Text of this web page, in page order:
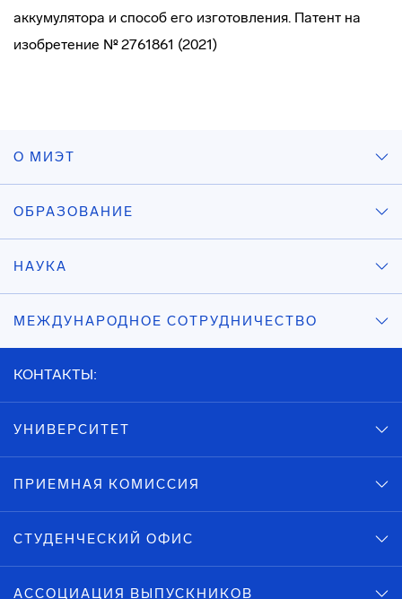
аккумулятора и способ его изготовления. Патент на
изобретение № 2761861 (2021)
О МИЭТ
ОБРАЗОВАНИЕ
НАУКА
МЕЖДУНАРОДНОЕ СОТРУДНИЧЕСТВО
КОНТАКТЫ:
УНИВЕРСИТЕТ
ПРИЕМНАЯ КОМИССИЯ
СТУДЕНЧЕСКИЙ ОФИС
АССОЦИАЦИЯ ВЫПУСКНИКОВ